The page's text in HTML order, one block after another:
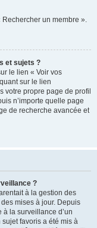
un membre ».
et sujets ?
le lien « Voir vos
sur le lien
votre propre page de profil
n’importe quelle page
de recherche avancée et
?
à la gestion des
mises à jour. Depuis
la surveillance d’un
favoris a été mis à